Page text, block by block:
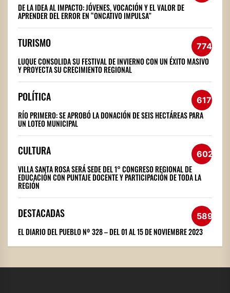
DE LA IDEA AL IMPACTO: JÓVENES, VOCACIÓN Y EL VALOR DE
APRENDER DEL ERROR EN “ONCATIVO IMPULSA”
TURISMO 774
LUQUE CONSOLIDA SU FESTIVAL DE INVIERNO CON UN ÉXITO MASIVO
Y PROYECTA SU CRECIMIENTO REGIONAL
POLÍTICA 617
RÍO PRIMERO: SE APROBÓ LA DONACIÓN DE SEIS HECTÁREAS PARA
UN LOTEO MUNICIPAL
CULTURA 602
VILLA SANTA ROSA SERÁ SEDE DEL 1° CONGRESO REGIONAL DE
EDUCACIÓN CON PUNTAJE DOCENTE Y PARTICIPACIÓN DE TODA LA
REGIÓN
DESTACADAS 589
EL DIARIO DEL PUEBLO Nº 328 – DEL 01 AL 15 DE NOVIEMBRE 2023